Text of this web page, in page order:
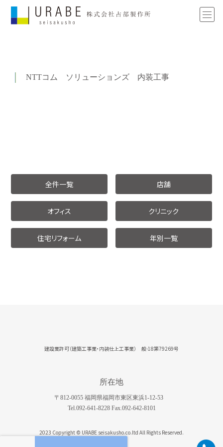
NTTコム ソリューションズ 内装工事
全件一覧 店舗
オフィス クリニック
住宅リフォーム 年別一覧
建設業許可（建築工事業・内装仕上工事業） 般-18第79269号
所在地
〒812-0055 福岡県福岡市東区東浜1-12-53
Tel.092-641-8228 Fax.092-642-8101
2023 Copyright © URABE seisakusho.co.ltd All Rights Reserved.